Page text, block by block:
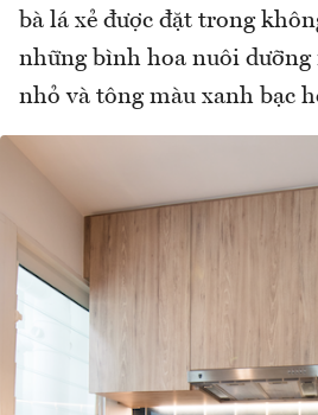
bà lá xẻ được đặt trong
những bình hoa nuôi dưỡng
nhỏ và tông màu xanh bạc